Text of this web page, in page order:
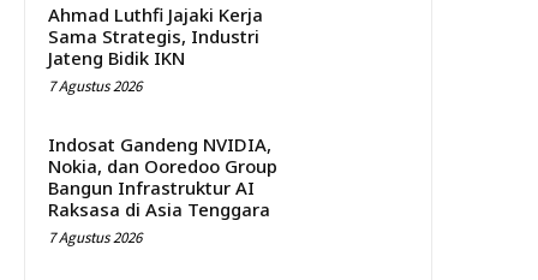
Ahmad Luthfi Jajaki Kerja
Sama Strategis, Industri
Jateng Bidik IKN
7 Agustus 2026
Indosat Gandeng NVIDIA,
Nokia, dan Ooredoo Group
Bangun Infrastruktur AI
Raksasa di Asia Tenggara
7 Agustus 2026